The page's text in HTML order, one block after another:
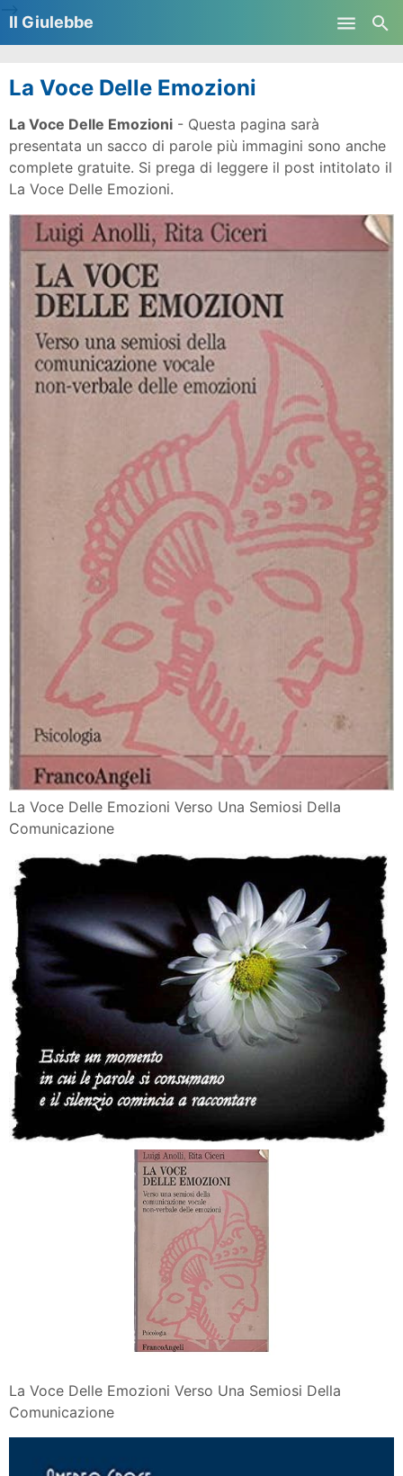
Il Giulebbe
La Voce Delle Emozioni
La Voce Delle Emozioni - Questa pagina sarà
presentata un sacco di parole più immagini sono anche
complete gratuite. Si prega di leggere il post intitolato il
La Voce Delle Emozioni.
La Voce Delle Emozioni Verso Una Semiosi Della
Comunicazione
La Voce Delle Emozioni Verso Una Semiosi Della
Comunicazione